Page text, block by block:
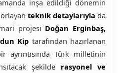
inşa edildiği dönemin
teknik detaylarıyla da
projesi Doğan Erginbaş,
Kip tarafından hazırlanan
ayrıntısında Türk milletinin
şekilde rasyonel ve